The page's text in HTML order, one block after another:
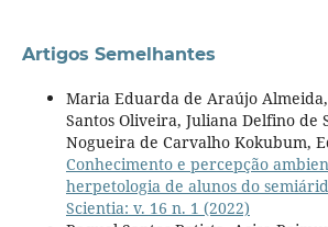
Artigos Semelhantes
Maria Eduarda de Araújo Almeida,
Santos Oliveira, Juliana Delfino de
Nogueira de Carvalho Kokubum,
Conhecimento e percepção
herpetologia de alunos do
Scientia: v. 16 n. 1 (2022)